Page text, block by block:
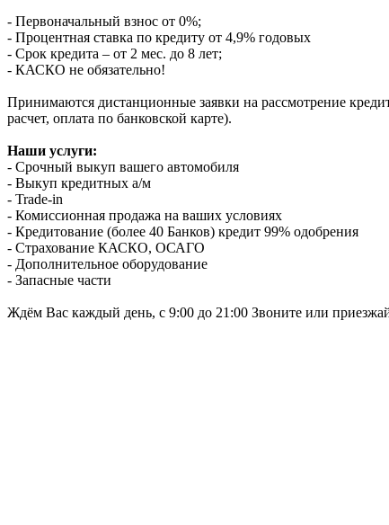
- Первоначальный взнос от 0%;
- Процентная ставка по кредиту от 4,9% годовых
- Срок кредита – от 2 мес. до 8 лет;
- КАСКО не обязательно!
Принимаются дистанционные заявки на рассмотрение
расчет, оплата по банковской карте).
Наши услуги:
- Срочный выкуп вашего автомобиля
- Выкуп кредитных а/м
- Trade-in
- Комиссионная продажа на ваших условиях
- Кредитование (более 40 Банков) кредит 99% одобрения
- Страхование КАСКО, ОСАГО
- Дополнительное оборудование
- Запасные части
Ждём Вас каждый день, с 9:00 до 21:00 Звоните или